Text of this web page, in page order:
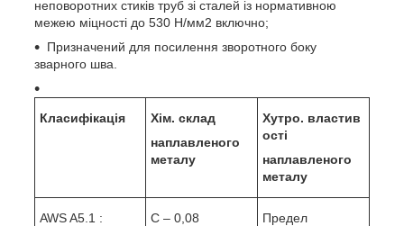
неповоротних стиків труб зі сталей із нормативною
межею міцності до 530 Н/мм2 включно;
Призначений для посилення зворотного боку
зварного шва.
Класифікація
Хім. склад
наплавленого
металу
Хутро. властив
ості
наплавленого
металу
AWS A5.1 :
C – 0,08
Предел